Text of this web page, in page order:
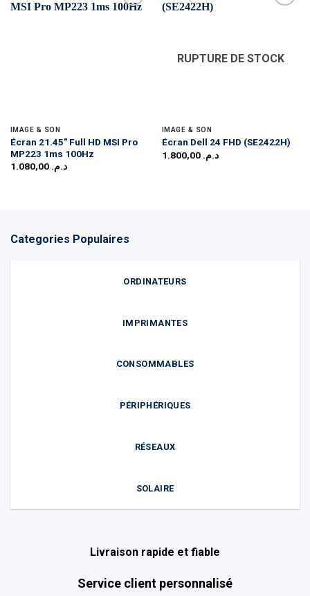
IMAGE & SON
Écran 21.45″ Full HD MSI Pro
MP223 1ms 100Hz
د.م. 1.080,00
RUPTURE DE STOCK
IMAGE & SON
Écran Dell 24 FHD (SE2422H)
د.م. 1.800,00
Categories Populaires
ORDINATEURS
IMPRIMANTES
CONSOMMABLES
PÉRIPHÉRIQUES
RÉSEAUX
SOLAIRE
Livraison rapide et fiable
Service client personnalisé